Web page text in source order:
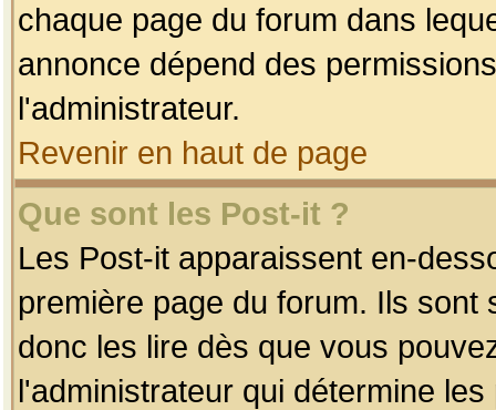
chaque page du forum dans
annonce dépend des
l'administrateur.
Revenir en haut de page
Que sont les Post-it ?
Les Post-it apparaissent en-
première page du forum. Ils
donc les lire dès que vous
l'administrateur qui détermine